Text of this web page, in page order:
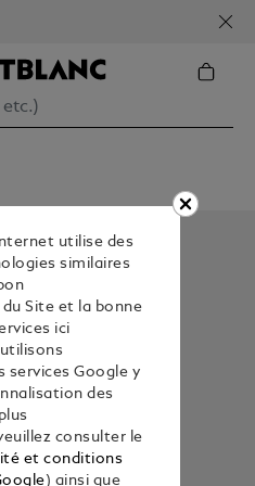
350€
utilise des
similaires
Site et la bonne
ici
services Google y
des
consulter le
et conditions
) ainsi que